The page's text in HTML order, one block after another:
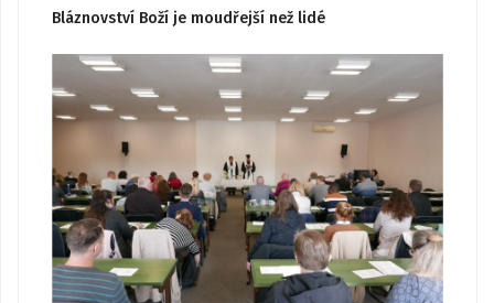
Bláznovství Boží je moudřejší než lidé